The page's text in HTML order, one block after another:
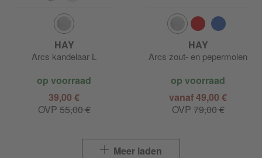
HAY
Arcs kandelaar L
op voorraad
39,00 €
OVP55,00 €
HAY
Arcs zout- en pepermolen
op voorraad
vanaf 49,00 €
OVP79,00 €
Meer laden